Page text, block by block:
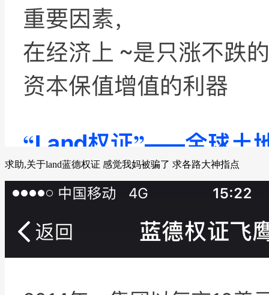
求助,关于land蓝德权证 感觉我妈被骗了 求各路大神指点